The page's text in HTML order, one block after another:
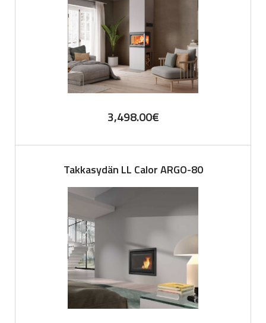
3,498.00€
Takkasydän LL Calor ARGO-80